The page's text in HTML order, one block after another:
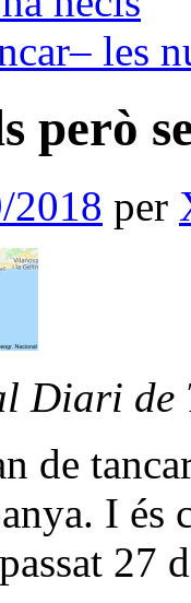
les
però
2018 per
Diari de
de
I és
27